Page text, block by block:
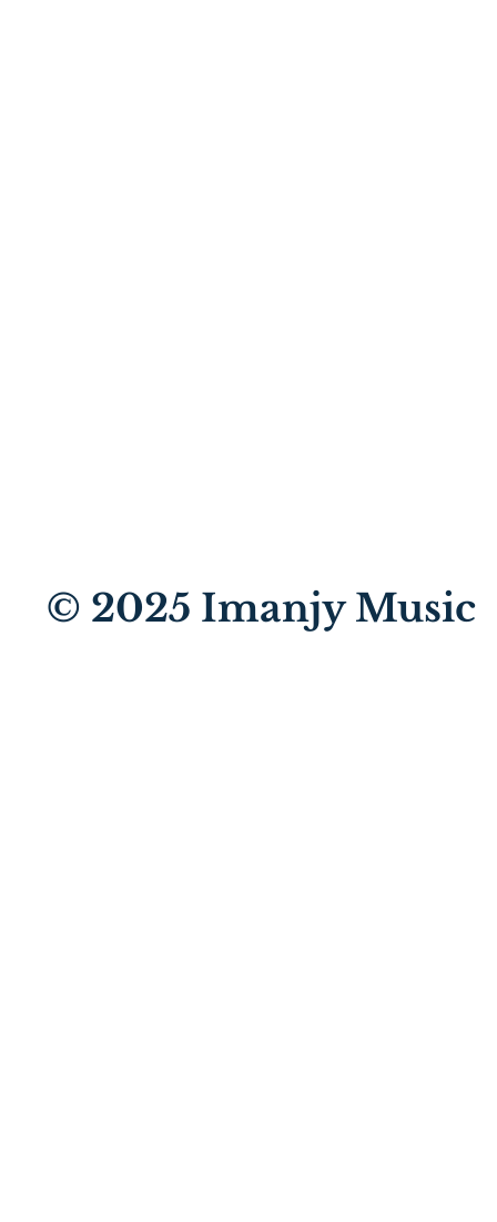
© 2025 Imanjy Music